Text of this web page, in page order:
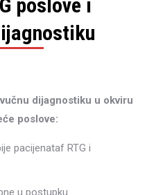
poslove i
dijagnostiku u okviru
poslove:
pacijenataf RTG i
u postupku